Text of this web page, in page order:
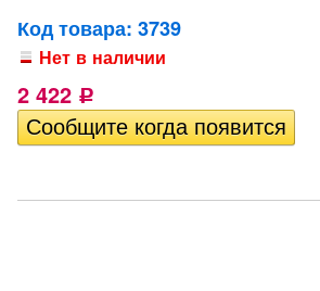
Код товара: 3739
Нет в наличии
2 422 Р